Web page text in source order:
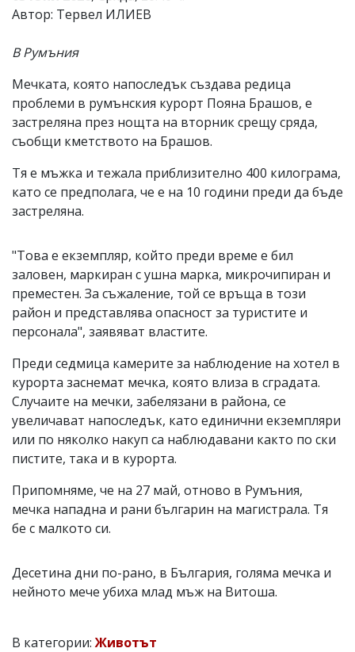
Коментарите
статиите
се
от
читателите
и
редакцията
не
отговорност
за
Ако
вас
коментар,
моля
сигнализирайте
ни!
Автор: Тервел ИЛИЕВ
В Румъния
Мечката, която напоследък създава редица
проблеми в румънския курорт Пояна Брашов, е
застреляна през нощта на вторник срещу сряда,
съобщи кметството на Брашов.
Тя е мъжка и тежала приблизително 400 килограма,
като се предполага, че е на 10 години преди да бъде
застреляна.
"Това е екземпляр, който преди време е бил
заловен, маркиран с ушна марка, микрочипиран и
преместен. За съжаление, той се връща в този
район и представлява опасност за туристите и
персонала", заявяват властите.
Преди седмица камерите за наблюдение на хотел в
курорта заснемат мечка, която влиза в сградата.
Случаите на мечки, забелязани в района, се
увеличават напоследък, като единични екземпляри
или по няколко накуп са наблюдавани както по ски
пистите, така и в курорта.
Припомняме, че на 27 май, отново в Румъния,
мечка нападна и рани българин на магистрала. Тя
бе с малкото си.
Десетина дни по-рано, в България, голяма мечка и
нейното мече убиха млад мъж на Витоша.
В категории:Животът